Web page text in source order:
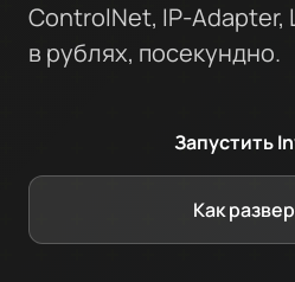
ControlNet, IP‑Adapter,
в рублях, посекундно.
Запустить
Как